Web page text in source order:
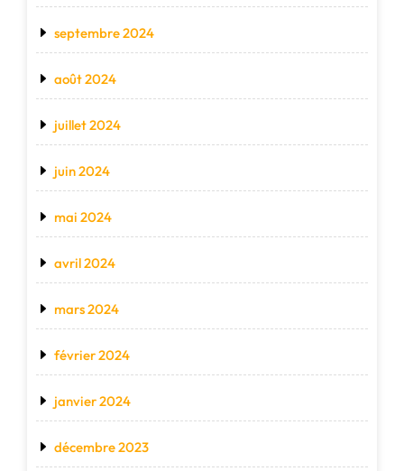
septembre 2024
août 2024
juillet 2024
juin 2024
mai 2024
avril 2024
mars 2024
février 2024
janvier 2024
décembre 2023